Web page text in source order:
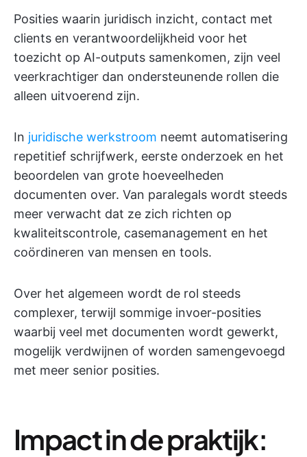
Posities waarin juridisch inzicht, contact met
clients en verantwoordelijkheid voor het
toezicht op AI-outputs samenkomen, zijn veel
veerkrachtiger dan ondersteunende rollen die
alleen uitvoerend zijn.
In juridische werkstroom neemt automatisering
repetitief schrijfwerk, eerste onderzoek en het
beoordelen van grote hoeveelheden
documenten over. Van paralegals wordt steeds
meer verwacht dat ze zich richten op
kwaliteitscontrole, casemanagement en het
coördineren van mensen en tools.
Over het algemeen wordt de rol steeds
complexer, terwijl sommige invoer-posities
waarbij veel met documenten wordt gewerkt,
mogelijk verdwijnen of worden samengevoegd
met meer senior posities.
Impact in de praktijk: